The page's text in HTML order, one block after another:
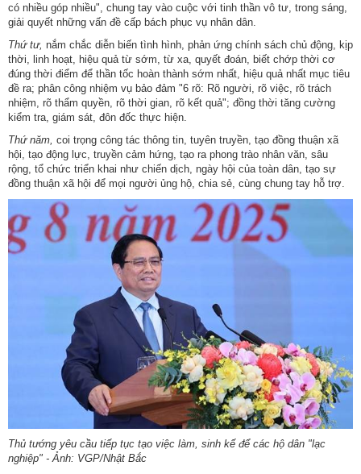
có nhiều góp nhiều", chung tay vào cuộc với tinh thần vô tư, trong sáng,
giải quyết những vấn đề cấp bách phục vụ nhân dân.
Thứ tư, nắm chắc diễn biến tình hình, phản ứng chính sách chủ động, kịp
thời, linh hoạt, hiệu quả từ sớm, từ xa, quyết đoán, biết chớp thời cơ
đúng thời điểm để thần tốc hoàn thành sớm nhất, hiệu quả nhất mục tiêu
đề ra; phân công nhiệm vụ bảo đảm "6 rõ: Rõ người, rõ việc, rõ trách
nhiệm, rõ thẩm quyền, rõ thời gian, rõ kết quả"; đồng thời tăng cường
kiểm tra, giám sát, đôn đốc thực hiện.
Thứ năm, coi trọng công tác thông tin, tuyên truyền, tạo đồng thuận xã
hội, tạo động lực, truyền cảm hứng, tạo ra phong trào nhân văn, sâu
rộng, tổ chức triển khai như chiến dịch, ngày hội của toàn dân, tạo sự
đồng thuận xã hội để mọi người ủng hộ, chia sẻ, cùng chung tay hỗ trợ.
Thủ tướng yêu cầu tiếp tục tạo việc làm, sinh kế để các hộ dân "lạc
nghiệp" - Ảnh: VGP/Nhật Bắc